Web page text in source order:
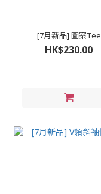
[7月新品] 圖案Tee
HK$230.00